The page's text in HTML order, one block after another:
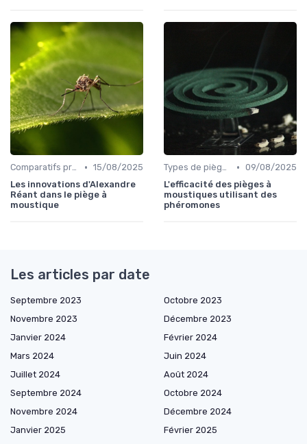
Comparatifs produits • 15/08/2025
Les innovations d'Alexandre
Réant dans le piège à
moustique
Types de pièges • 09/08/2025
L'efficacité des pièges à
moustiques utilisant des
phéromones
Les articles par date
Septembre 2023
Octobre 2023
Novembre 2023
Décembre 2023
Janvier 2024
Février 2024
Mars 2024
Juin 2024
Juillet 2024
Août 2024
Septembre 2024
Octobre 2024
Novembre 2024
Décembre 2024
Janvier 2025
Février 2025